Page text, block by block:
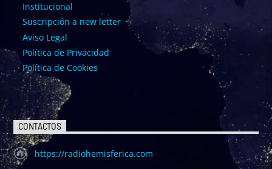
Institucional
Suscripción a new letter
Aviso Legal
Política de Privacidad
Política de Cookies
CONTACTOS
https://radiohemisferica.com